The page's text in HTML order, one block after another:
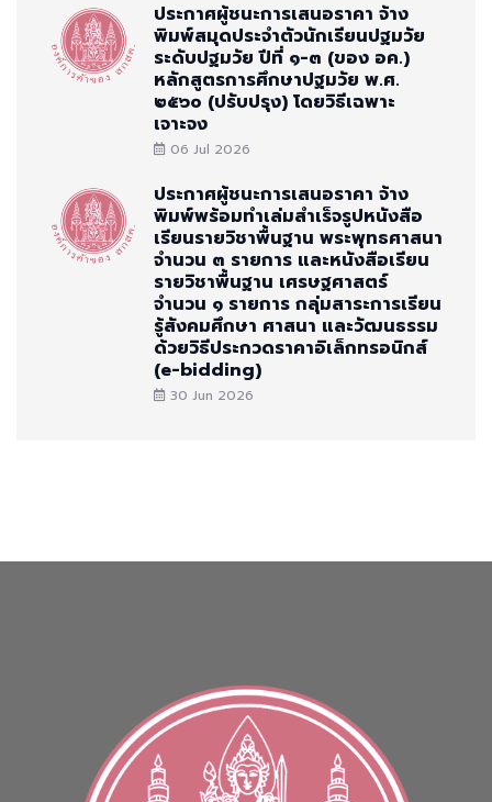
ประกาศผู้ชนะการเสนอราคา จ้าง
พิมพ์สมุดประจำตัวนักเรียนปฐมวัย
ระดับปฐมวัย ปีที่ ๑-๓ (ของ อค.)
หลักสูตรการศึกษาปฐมวัย พ.ศ.
๒๕๖๐ (ปรับปรุง) โดยวิธีเฉพาะ
เจาะจง
06 Jul 2026
ประกาศผู้ชนะการเสนอราคา จ้าง
พิมพ์พร้อมทำเล่มสำเร็จรูปหนังสือ
เรียนรายวิชาพื้นฐาน พระพุทธศาสนา
จำนวน ๓ รายการ และหนังสือเรียน
รายวิชาพื้นฐาน เศรษฐศาสตร์
จำนวน ๑ รายการ กลุ่มสาระการเรียน
รู้สังคมศึกษา ศาสนา และวัฒนธรรม
ด้วยวิธีประกวดราคาอิเล็กทรอนิกส์
(e-bidding)
30 Jun 2026